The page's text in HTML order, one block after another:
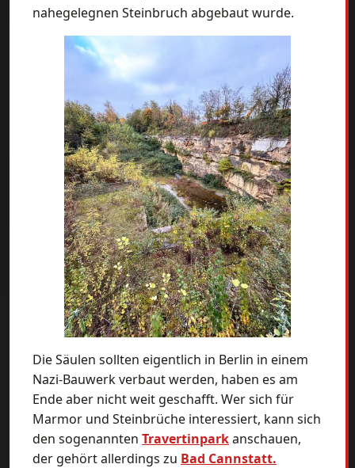
nahegelegnen Steinbruch abgebaut wurde.
Die Säulen sollten eigentlich in Berlin in einem
Nazi-Bauwerk verbaut werden, haben es am
Ende aber nicht weit geschafft. Wer sich für
Marmor und Steinbrüche interessiert, kann sich
den sogenannten Travertinparkanschauen,
der gehört allerdings zu Bad Cannstatt.